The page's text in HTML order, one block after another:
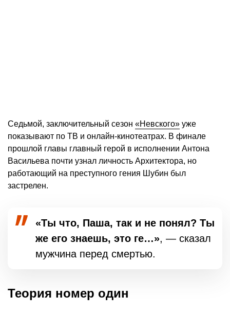
Седьмой, заключительный сезон «Невского» уже
показывают по ТВ и онлайн-кинотеатрах. В финале
прошлой главы главный герой в исполнении Антона
Васильева почти узнал личность Архитектора, но
работающий на преступного гения Шубин был
застрелен.
«Ты что, Паша, так и не понял? Ты
же его знаешь, это ге…», — сказал
мужчина перед смертью.
Теория номер один